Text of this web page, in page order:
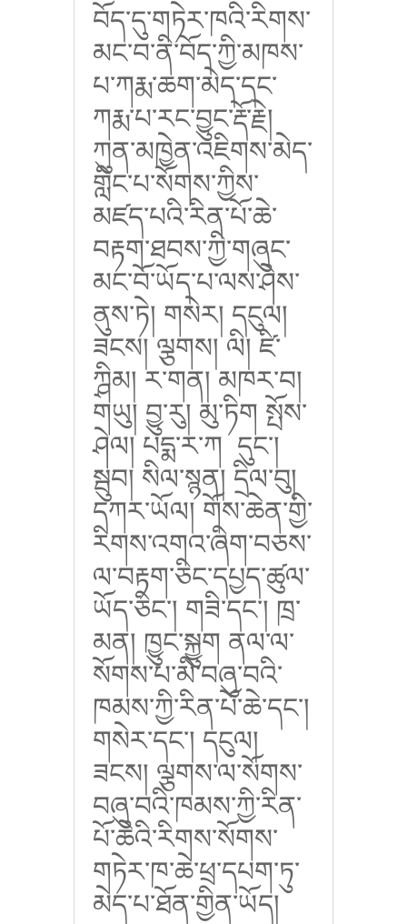
བོད་དུ་གཏེར་ཁའི་རིགས་
མང་བ་ནི་བོད་ཀྱི་མཁས་
པ་ཀརྨ་ཆག་མེད་དང་
ཀརྨ་པ་རང་བྱུང་རྡོ་རྗེ།
ཀུན་མཁྱེན་འཇིགས་མེད་
གླིང་པ་སོགས་ཀྱིས་
མཛད་པའི་རིན་པོ་ཆེ་
བརྟག་ཐབས་ཀྱི་གཞུང་
མང་བོ་ཡོད་པ་ལས་ཤེས་
ནུས་ཏེ། གསེར། དངུལ།
ཟངས། ལྕགས། ལི། ཛི་
ཀྴིམ། ར་གན། མཁར་བ།
གཡུ། བྱུ་རུ། མུ་ཏིག སྤོས་
ཤེལ། པདྨ་ར་ཀ དུང་།
སྦུབ། སིལ་སྙན། དྲིལ་བུ།
དཀར་ཡོལ། གོས་ཆེན་གྱི་
རིགས་འགའ་ཞིག་བཅས་
ལ་བརྟག་ཅིང་དཔྱད་ཚུལ་
ཡོད་ཅིང་། གཟི་དང་། ཁྲ་
མན། ཁྱུང་སྐྱུག ནལ་ལ་
སོགས་པ་མི་བཞུ་བའི་
ཁམས་ཀྱི་རིན་པོ་ཆེ་དང་།
གསེར་དང་། དངུལ།
ཟངས། ལྕགས་ལ་སོགས་
བཞུ་བའི་ཁམས་ཀྱི་རིན་
པོ་ཆེའི་རིགས་སོགས་
གཏེར་ཁ་ཆེ་ཕྲ་དཔག་ཏུ་
མེད་པ་ཐོན་གྱིན་ཡོད།